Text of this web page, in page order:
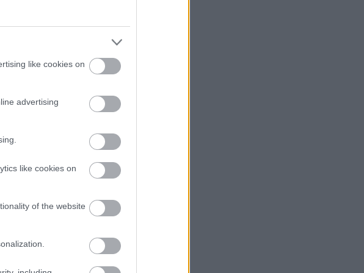
like cookies on
advertising
like cookies on
of the website
„A
és
t nem
volt
után” –
A
emeltek